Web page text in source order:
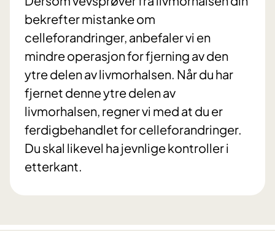
bekrefter mistanke om
celleforandringer, anbefaler vi en
mindre operasjon for fjerning av den
ytre delen av livmorhalsen. Når du har
fjernet denne ytre delen av
livmorhalsen, regner vi med at du er
ferdigbehandlet for celleforandringer.
Du skal likevel ha jevnlige kontroller i
etterkant.